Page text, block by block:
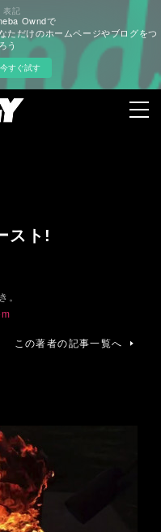
Owndで
ただけのホームページやブログをつ
う
今すぐ試す
スト!
。
この著者の記事一覧へ
表記